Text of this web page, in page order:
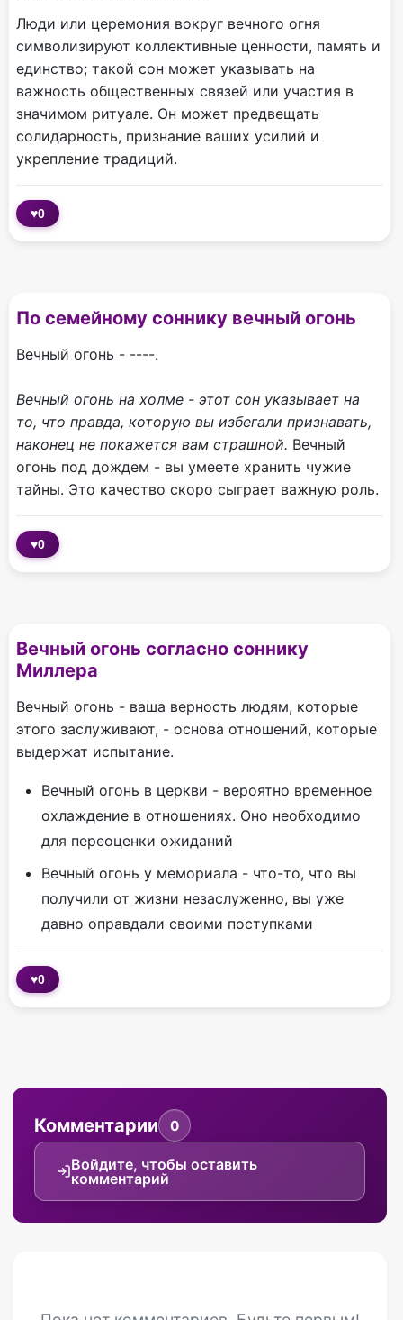
Люди или церемония вокруг вечного огня
символизируют коллективные ценности, память и
единство; такой сон может указывать на
важность общественных связей или участия в
значимом ритуале. Он может предвещать
солидарность, признание ваших усилий и
укрепление традиций.
♥0
По cемейному соннику вечный огонь
Вечный огонь - ----.
Вечный огонь на холме - этот сон указывает на
то, что правда, которую вы избегали признавать,
наконец не покажется вам страшной. Вечный
огонь под дождем - вы умеете хранить чужие
тайны. Это качество скоро сыграет важную роль.
♥0
Вечный огонь согласно соннику
Миллера
Вечный огонь - ваша верность людям, которые
этого заслуживают, - основа отношений, которые
выдержат испытание.
Вечный огонь в церкви - вероятно временное
охлаждение в отношениях. Оно необходимо
для переоценки ожиданий
Вечный огонь у мемориала - что-то, что вы
получили от жизни незаслуженно, вы уже
давно оправдали своими поступками
♥0
Комментарии 0
Войдите, чтобы оставить
комментарий